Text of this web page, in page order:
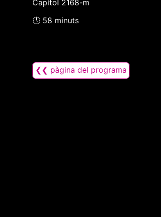
Capítol 2168-m
🕓 58 minuts
❮❮ pàgina del programa